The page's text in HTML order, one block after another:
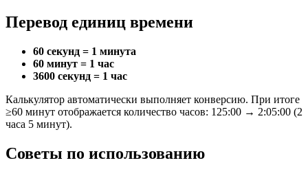
Перевод единиц времени
60 секунд = 1 минута
60 минут = 1 час
3600 секунд = 1 час
Калькулятор автоматически выполняет конверсию. При итоге
≥60 минут отображается количество часов: 125:00 → 2:05:00 (2
часа 5 минут).
Советы по использованию